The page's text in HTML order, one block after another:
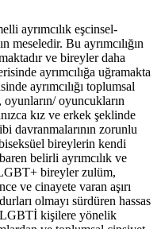
ayrımcılık eşcinsel-
meseledir. Bu ayrımcılığın
ve bireyler daha
ayrımcılığa uğramakta
ayrımcılığı toplumsal
oyuncukların
kız ve erkek şeklinde
davranmalarının zorunlu
bireylerin kendi
belirli ayrımcılık ve
bireyler zulüm,
ve cinayete varan aşırı
olmayı sürdüren hassas
LGBTİ kişilere yönelik